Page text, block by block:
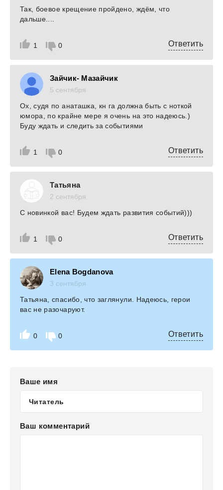
1 0
Так, боевое крещение пройдено, ждём, что
дальше....
Ответить
Зайчик- Мазайчик
5 сентября
1 0
Ох, судя по анаташка, кн га должна быть с ноткой
юмора, по крайне мере я очень на это надеюсь.)
Буду ждать и следить за событиями
Ответить
Татьяна
2 сентября
1 0
С новинкой вас! Будем ждать развития событий)))
Ответить
Elena Bogdanova
3 сентября
0 0
Татьяна, спасибо, что заглянули. Надеюсь, герои
вас не разочаруют.
Ответить
Ваше имя
Ваш комментарий